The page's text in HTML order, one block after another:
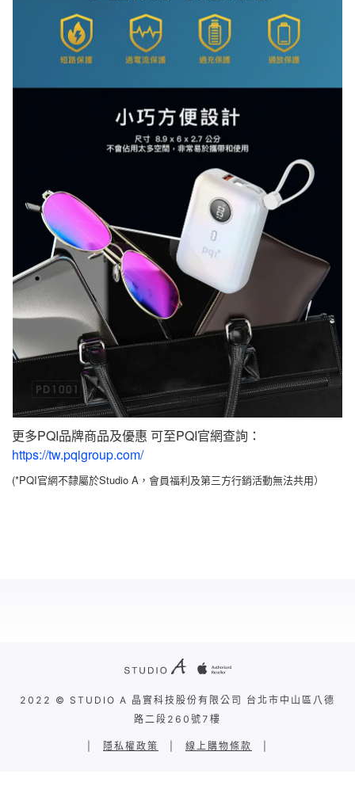
更多PQI品牌商品及優惠 可至PQI官網查詢：
https://tw.pqigroup.com/
(*PQI官網不隸屬於Studio A，會員福利及第三方行銷活動無法共用）
2022 © STUDIO A 晶實科技股份有限公司 台北市中山區八德
路二段260號7樓
隱私權政策 線上購物條款